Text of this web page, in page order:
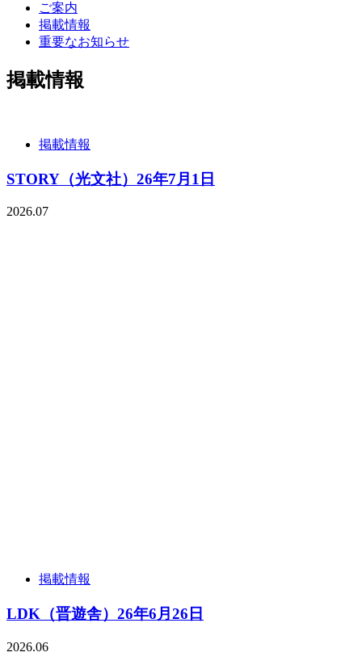
ご案内
掲載情報
重要なお知らせ
掲載情報
掲載情報
STORY（光文社）26年7月1日
2026.07
掲載情報
LDK（晋遊舎）26年6月26日
2026.06